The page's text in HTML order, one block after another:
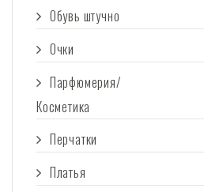
Обувь штучно
Очки
Парфюмерия/
Косметика
Перчатки
Платья